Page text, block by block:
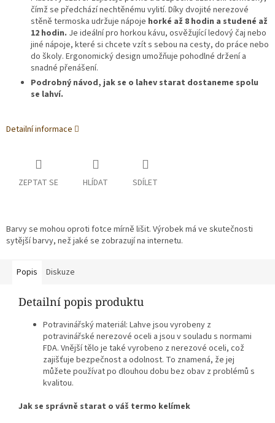
čímž se předchází nechtěnému vylití. Díky dvojité nerezové
stěně termoska udržuje nápoje horké až 8 hodin a studené až
12 hodin. Je ideální pro horkou kávu, osvěžující ledový čaj nebo
jiné nápoje, které si chcete vzít s sebou na cesty, do práce nebo
do školy. Ergonomický design umožňuje pohodlné držení a
snadné přenášení.
Podrobný návod, jak se o lahev starat dostaneme spolu
se lahví.
Detailní informace
ZEPTAT SE HLÍDAT SDÍLET
Barvy se mohou oproti fotce mírně lišit. Výrobek má ve skutečnosti
sytější barvy, než jaké se zobrazují na internetu.
Popis Diskuze
Detailní popis produktu
Potravinářský materiál: Lahve jsou vyrobeny z
potravinářské nerezové oceli a jsou v souladu s normami
FDA. Vnější tělo je také vyrobeno z nerezové oceli, což
zajišťuje bezpečnost a odolnost. To znamená, že jej
můžete používat po dlouhou dobu bez obav z problémů s
kvalitou.
Jak se správně starat o váš termo kelímek